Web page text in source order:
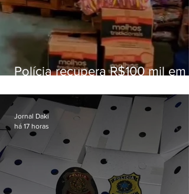
Polícia recupera R$100 mil em
Fluminense
Jornal Daki
há 17 horas